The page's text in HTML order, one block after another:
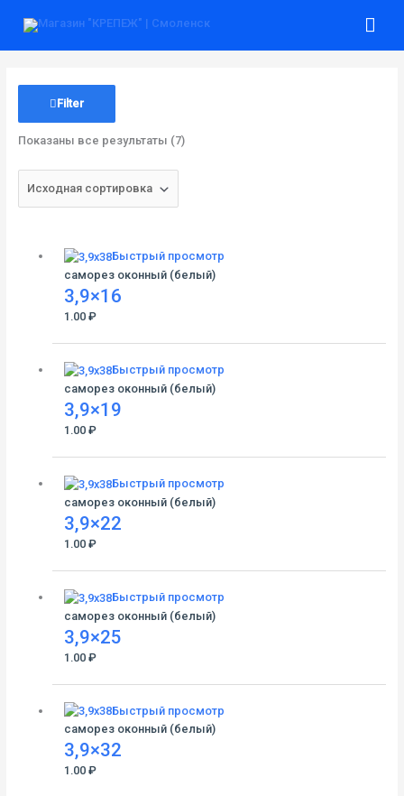
Filter
Показаны все результаты (7)
Быстрый просмотр
саморез оконный (белый)
3,9×16
1.00 ₽
Быстрый просмотр
саморез оконный (белый)
3,9×19
1.00 ₽
Быстрый просмотр
саморез оконный (белый)
3,9×22
1.00 ₽
Быстрый просмотр
саморез оконный (белый)
3,9×25
1.00 ₽
Быстрый просмотр
саморез оконный (белый)
3,9×32
1.00 ₽